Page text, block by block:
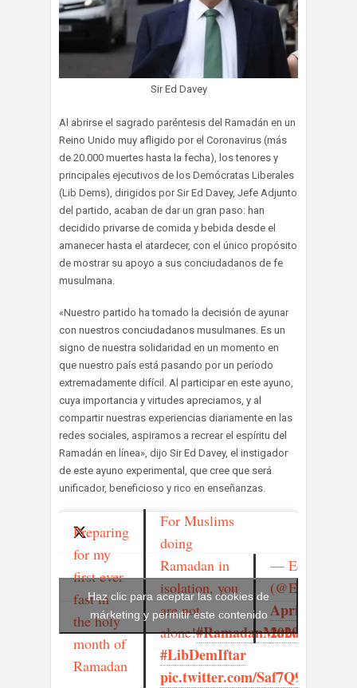
Sir Ed Davey
Al abrirse el sagrado paréntesis del Ramadán en un
Reino Unido muy afligido por el Coronavirus (más
de 20.000 muertes hasta la fecha), los tenores y
principales ejecutivos de los Demócratas Liberales
(Lib Dems), dirigidos por Sir Ed Davey, Jefe Adjunto
del partido, acaban de dar un gran paso: han
decidido privarse de comida y bebida desde el
amanecer hasta el atardecer, con el único propósito
de mostrar su apoyo a sus conciudadanos de fe
musulmana.
«Nuestro partido ha tomado la decisión de ayunar
con nuestros conciudadanos musulmanes. Es un
signo de nuestra solidaridad en un momento en
que nuestro país está pasando por un período
extremadamente difícil. Al participar en este ayuno,
cuya importancia y virtudes apreciamos, y al
compartir nuestras experiencias diariamente en las
redes sociales, aspiramos a recrear el espíritu del
Ramadán en línea», dijo Sir Ed Davey, el instigador
de este ayuno experimental, que cree que será
unificador, beneficioso y rico en enseñanzas.
Preparing
for my
first ever
fast in
the holy
month of
Ramadan
For Muslims
doing
Ramadan in
isolation, you
are not
alone!#RamadanMubarak
#LibDemIftar
pic.twitter.com/Saf7Q9hEEI
— Ed Davey
April 25,
2020
Haz clic para aceptar las cookies de
márketing y permitir este contenido